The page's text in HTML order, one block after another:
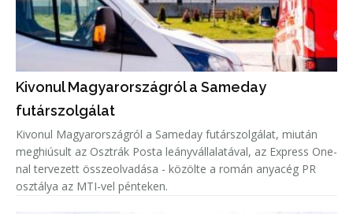
Kivonul Magyarországról a Sameday
futárszolgálat
Kivonul Magyarországról a Sameday futárszolgálat, miután
meghiúsult az Osztrák Posta leányvállalatával, az Express One-
nal tervezett összeolvadása - közölte a román anyacég PR
osztálya az MTI-vel pénteken.